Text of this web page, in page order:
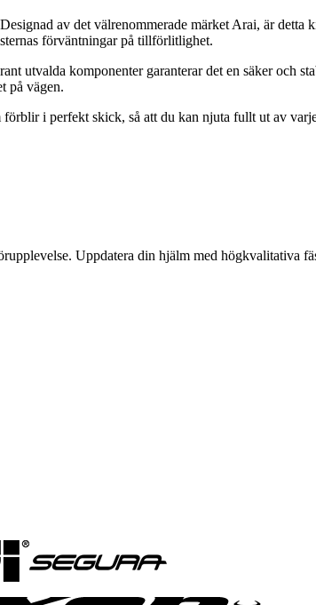
av det välrenommerade märket Arai, är detta
förväntningar på tillförlitlighet.
utvalda komponenter garanterar det en säker och
på vägen.
i perfekt skick, så att du kan njuta fullt ut av
Uppdatera din hjälm med högkvalitativa